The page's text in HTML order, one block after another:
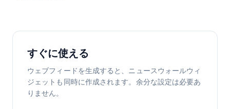
すぐに使える
ウェブフィードを生成すると、ニュースウォールウィ
ジェットも同時に作成されます。余分な設定は必要あ
りません。